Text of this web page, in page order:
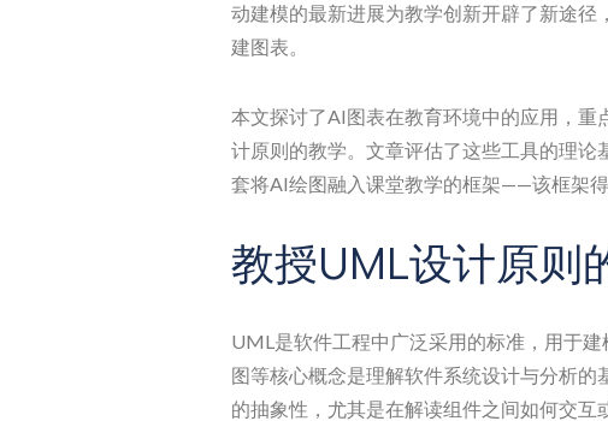
动建模的最新进展为教学创新开辟了新途
建图表。
本文探讨了AI图表在教育环境中的应用，重
计原则的教学。文章评估了这些工具的理
套将AI绘图融入课堂教学的框架——该框架
教授UML设计原则
UML是软件工程中广泛采用的标准，用于
图等核心概念是理解软件系统设计与分析
的抽象性，尤其是在解读组件之间如何交互